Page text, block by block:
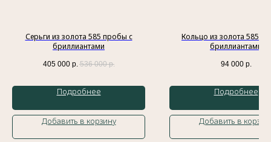
Серьги из золота 585 пробы с
бриллиантами
405 000 р. 536 000 р.
Подробнее
Добавить в корзину
Кольцо из золота 585
бриллиантами
94 000 р.
Подробнее
Добавить в
Главная
История бренда
Контакты
Кольца
Колье
Оферта
Политика обработки персональных данных